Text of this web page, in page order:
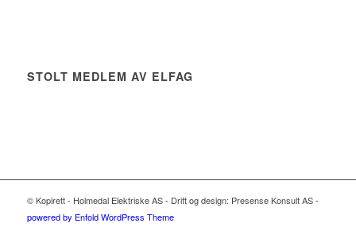
STOLT MEDLEM AV ELFAG
© Kopirett - Holmedal Elektriske AS - Drift og design: Presense Konsult AS -
powered by Enfold WordPress Theme